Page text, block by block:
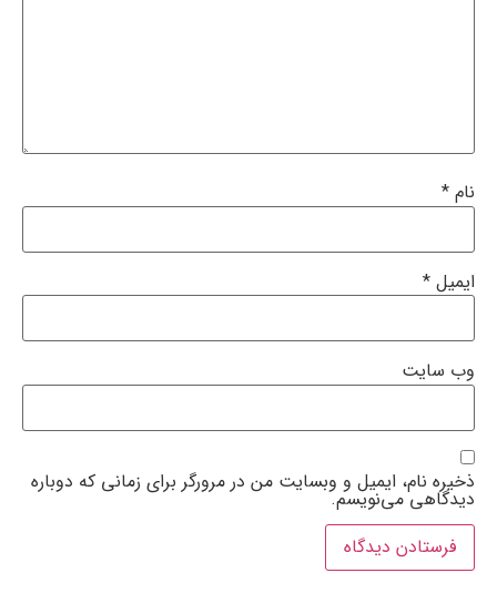
نام *
ایمیل *
وب‌ سایت
ذخیره نام، ایمیل و وبسایت من در مرورگر برای زمانی که دوباره
دیدگاهی می‌نویسم.